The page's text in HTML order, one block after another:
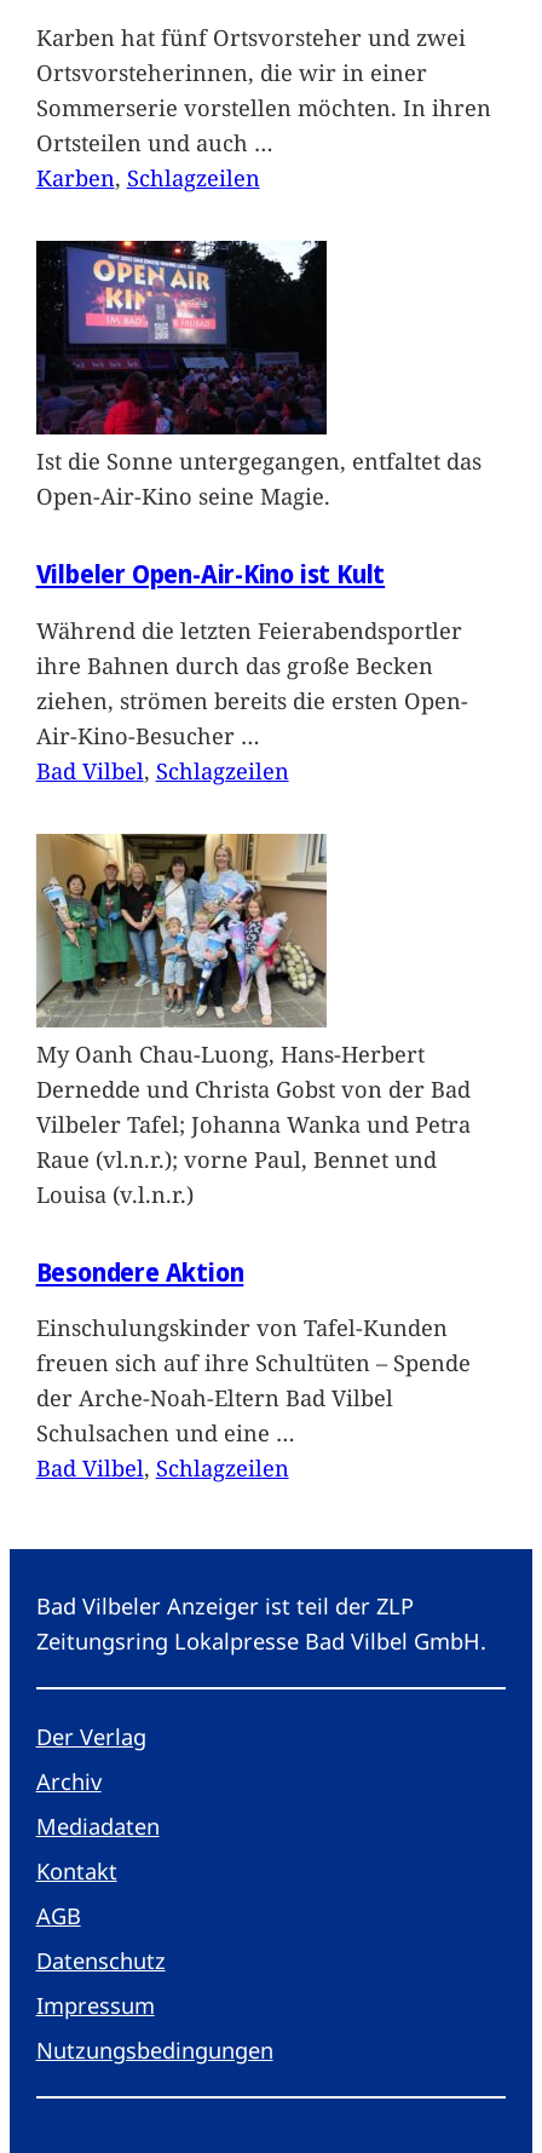
Karben hat fünf Ortsvorsteher und zwei
Ortsvorsteherinnen, die wir in einer
Sommerserie vorstellen möchten. In ihren
Ortsteilen und auch …
Karben, Schlagzeilen
Ist die Sonne untergegangen, entfaltet das
Open-Air-Kino seine Magie.
Vilbeler Open-Air-Kino ist Kult
Während die letzten Feierabendsportler
ihre Bahnen durch das große Becken
ziehen, strömen bereits die ersten Open-
Air-Kino-Besucher …
Bad Vilbel, Schlagzeilen
My Oanh Chau-Luong, Hans-Herbert
Dernedde und Christa Gobst von der Bad
Vilbeler Tafel; Johanna Wanka und Petra
Raue (vl.n.r.); vorne Paul, Bennet und
Louisa (v.l.n.r.)
Besondere Aktion
Einschulungskinder von Tafel-Kunden
freuen sich auf ihre Schultüten – Spende
der Arche-Noah-Eltern Bad Vilbel
Schulsachen und eine …
Bad Vilbel, Schlagzeilen
Bad Vilbeler Anzeiger ist teil der ZLP
Zeitungsring Lokalpresse Bad Vilbel GmbH.
Der Verlag
Archiv
Mediadaten
Kontakt
AGB
Datenschutz
Impressum
Nutzungsbedingungen